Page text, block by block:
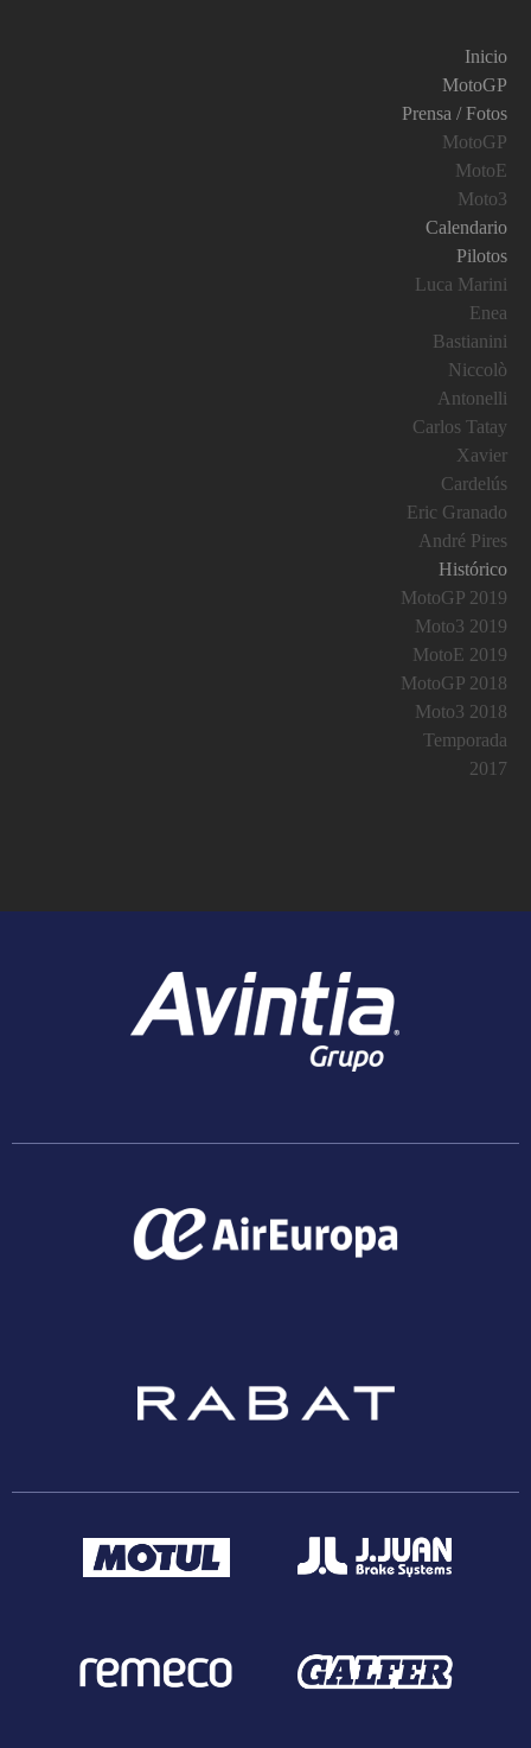
Inicio
MotoGP
Prensa / Fotos
MotoGP
MotoE
Moto3
Calendario
Pilotos
Luca Marini
Enea
Bastianini
Niccolò
Antonelli
Carlos Tatay
Xavier
Cardelús
Eric Granado
André Pires
Histórico
MotoGP 2019
Moto3 2019
MotoE 2019
MotoGP 2018
Moto3 2018
Temporada
2017